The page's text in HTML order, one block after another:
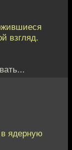
взгляд.
ядерную